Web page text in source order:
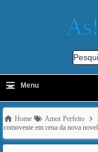
-
≡ Menu
Home Amor Perfeito
comovente em cena da nova